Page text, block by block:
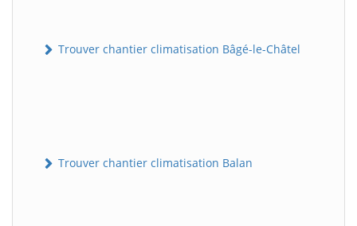
Trouver chantier climatisation Bâgé-le-Châtel
Trouver chantier climatisation Balan